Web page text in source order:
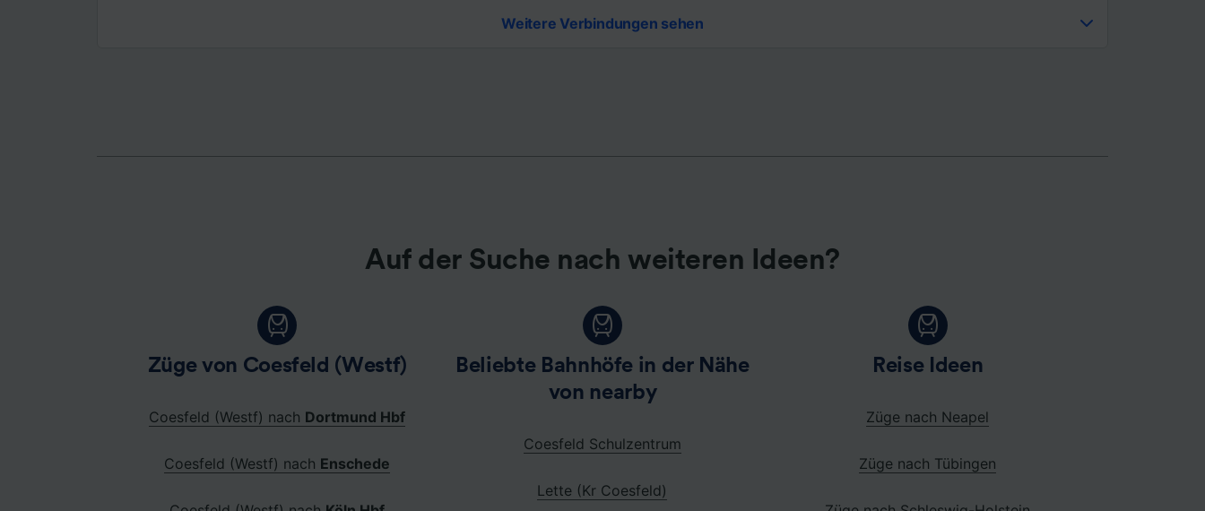
Weitere Verbindungen sehen
Auf der Suche nach weiteren Ideen?
Züge von Coesfeld (Westf)
Coesfeld (Westf) nach Dortmund Hbf
Coesfeld (Westf) nach Enschede
Beliebte Bahnhöfe in der Nähe
von nearby
Coesfeld Schulzentrum
Lette (Kr Coesfeld)
Reise Ideen
Züge nach Neapel
Züge nach Tübingen